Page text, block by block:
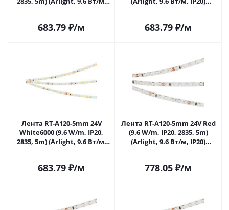
683.79 ₽/м 683.79 ₽/м
Лента RT-A120-5mm 24V
White6000 (9.6 W/m, IP20,
2835, 5m) (Arlight, 9.6 Вт/м,
683.79 ₽/м
Лента RT-A120-5mm 24V Red
(9.6 W/m, IP20, 2835, 5m)
(Arlight, 9.6 Вт/м, IP20)
778.05 ₽/м